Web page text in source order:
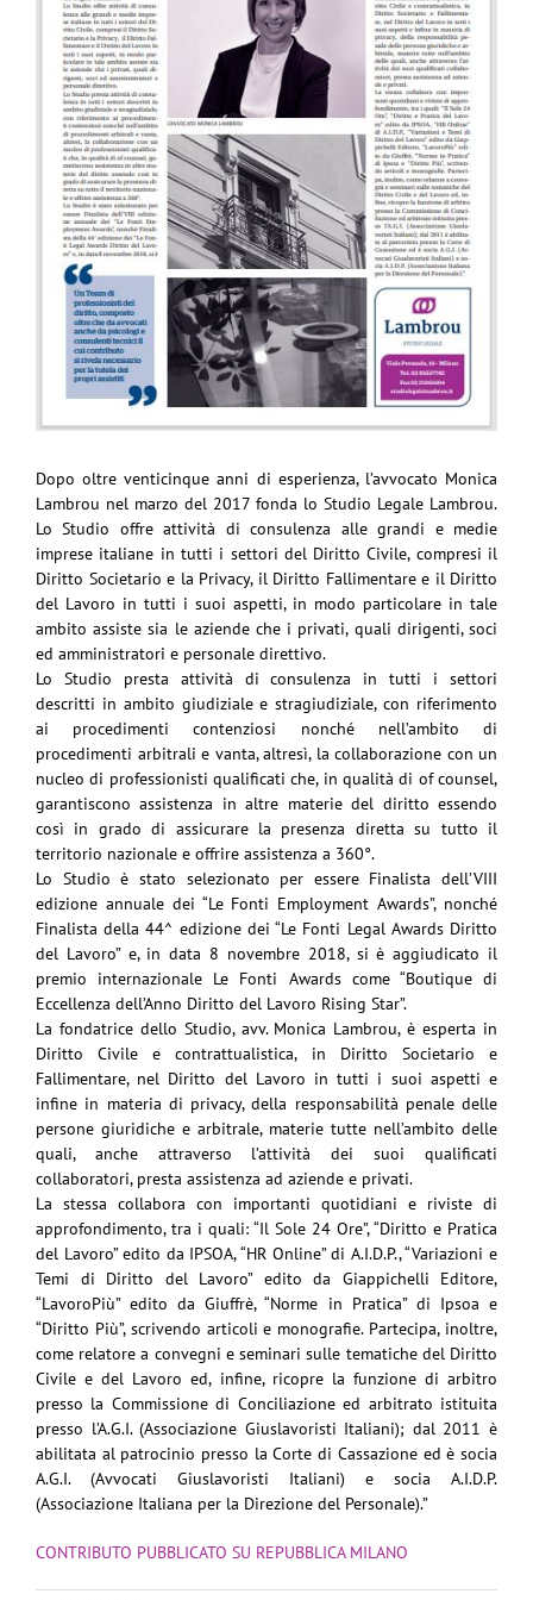
Dopo oltre venticinque anni di esperienza, l’avvocato Monica
Lambrou nel marzo del 2017 fonda lo Studio Legale Lambrou.
Lo Studio offre attività di consulenza alle grandi e medie
imprese italiane in tutti i settori del Diritto Civile, compresi il
Diritto Societario e la Privacy, il Diritto Fallimentare e il Diritto
del Lavoro in tutti i suoi aspetti, in modo particolare in tale
ambito assiste sia le aziende che i privati, quali dirigenti, soci
ed amministratori e personale direttivo.
Lo Studio presta attività di consulenza in tutti i settori
descritti in ambito giudiziale e stragiudiziale, con riferimento
ai procedimenti contenziosi nonché nell’ambito di
procedimenti arbitrali e vanta, altresì, la collaborazione con un
nucleo di professionisti qualificati che, in qualità di of counsel,
garantiscono assistenza in altre materie del diritto essendo
così in grado di assicurare la presenza diretta su tutto il
territorio nazionale e offrire assistenza a 360°.
Lo Studio è stato selezionato per essere Finalista dell’VIII
edizione annuale dei “Le Fonti Employment Awards”, nonché
Finalista della 44^ edizione dei “Le Fonti Legal Awards Diritto
del Lavoro” e, in data 8 novembre 2018, si è aggiudicato il
premio internazionale Le Fonti Awards come “Boutique di
Eccellenza dell’Anno Diritto del Lavoro Rising Star”.
La fondatrice dello Studio, avv. Monica Lambrou, è esperta in
Diritto Civile e contrattualistica, in Diritto Societario e
Fallimentare, nel Diritto del Lavoro in tutti i suoi aspetti e
infine in materia di privacy, della responsabilità penale delle
persone giuridiche e arbitrale, materie tutte nell’ambito delle
quali, anche attraverso l’attività dei suoi qualificati
collaboratori, presta assistenza ad aziende e privati.
La stessa collabora con importanti quotidiani e riviste di
approfondimento, tra i quali: “Il Sole 24 Ore”, “Diritto e Pratica
del Lavoro” edito da IPSOA, “HR Online” di A.I.D.P., “Variazioni e
Temi di Diritto del Lavoro” edito da Giappichelli Editore,
“LavoroPiù” edito da Giuffrè, “Norme in Pratica” di Ipsoa e
“Diritto Più”, scrivendo articoli e monografie. Partecipa, inoltre,
come relatore a convegni e seminari sulle tematiche del Diritto
Civile e del Lavoro ed, infine, ricopre la funzione di arbitro
presso la Commissione di Conciliazione ed arbitrato istituita
presso l’A.G.I. (Associazione Giuslavoristi Italiani); dal 2011 è
abilitata al patrocinio presso la Corte di Cassazione ed è socia
A.G.I. (Avvocati Giuslavoristi Italiani) e socia A.I.D.P.
(Associazione Italiana per la Direzione del Personale).”
CONTRIBUTO PUBBLICATO SU REPUBBLICA MILANO